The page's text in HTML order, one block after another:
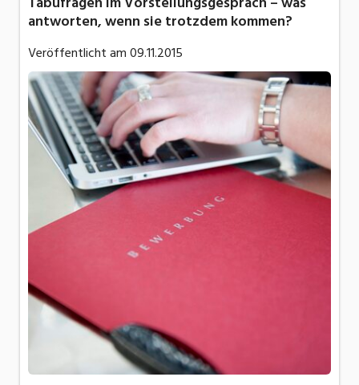
antworten, wenn sie trotzdem kommen?
Veröffentlicht am09.11.2015